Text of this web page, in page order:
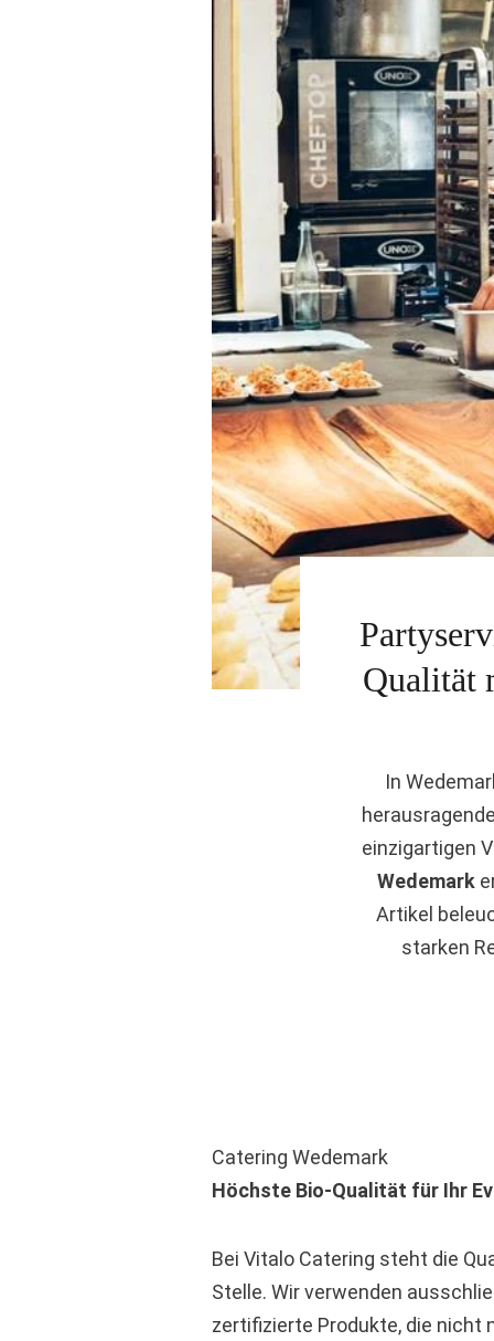
Qualität
In
einzigartigen
Wedemark
Artikel
starken
Catering Wedemark
Höchste Bio-Qualität für Ihr
Bei Vitalo Catering steht die
Stelle. Wir verwenden
zertifizierte Produkte, die nicht